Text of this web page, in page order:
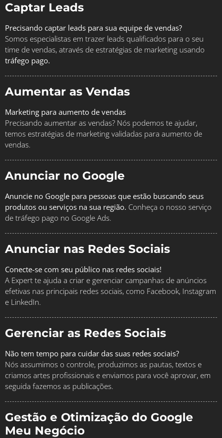
Captar Leads
Precisando captar leads para sua equipe de vendas?
Somos especialistas em trazer leads qualificados para o seu
time de vendas, através de estratégias de marketing usando
tráfego pago.
Aumentar as Vendas
Marketing para aumento de vendas
Precisando aumentar as vendas? Nós podemos te ajudar,
temos estratégias de marketing validadas para aumento de
vendas.
Anunciar no Google
Anuncie no Google para pessoas que estão buscando seus
produtos ou serviços na sua região. Conheça o nosso serviço
de tráfego pago no Google Ads.
Anunciar nas Redes Sociais
Conecte-se com seu público nas redes sociais!
A Expert te ajuda a criar e gerenciar campanhas de anúncios
efetivas nas principais redes sociais, como Facebook, Instagram
e LinkedIn.
Gerenciar as Redes Sociais
Não tem tempo para cuidar das suas redes sociais?
Nós assumimos o controle, produzimos as pautas, textos e
criamos artes profissionais e enviamos para você aprovar, em
seguida fazemos as publicações.
Gestão e Otimização do Google
Meu Negócio